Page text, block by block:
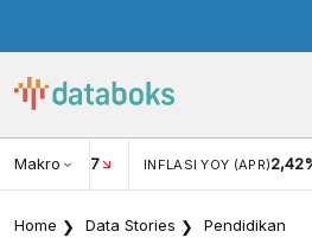
Makro
USD/IDR 17 INFLASI YOY (APR)
Home Data Stories Pendidikan